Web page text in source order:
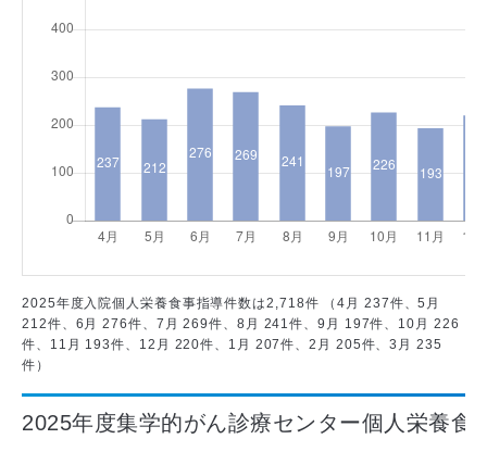
2025年度入院個人栄養食事指導件数は2,718件 （4月 237件、5月
212件、6月 276件、7月 269件、8月 241件、9月 197件、10月 226
件、11月 193件、12月 220件、1月 207件、2月 205件、3月 235
件）
2025年度集学的がん診療センター個人栄養食